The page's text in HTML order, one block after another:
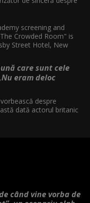
care sunt cele
eram deloc
despre
dată actorul britanic
când vine vorba de